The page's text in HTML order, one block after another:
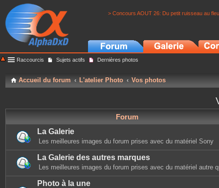
> Concours AOUT 26: Du petit ruisseau au
Raccourcis Sujets actifs Dernières photos
Accueil du forum L'atelier Photo Vos photos
Forum
La Galerie
Les meilleures images du forum prises avec du matériel Sony
La Galerie des autres marques
Les meilleures images du forum prises avec du matériel autre
Photo à la une